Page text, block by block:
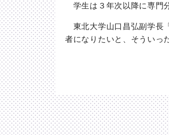
学生は３年次以降に専門
東北大学山口昌弘副学長
者になりたいと、そういっ